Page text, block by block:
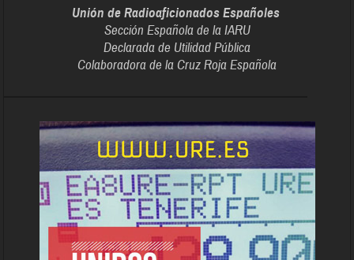
Unión de Radioaficionados Españoles
Sección Española de la IARU
Declarada de Utilidad Pública
Colaboradora de la Cruz Roja Española